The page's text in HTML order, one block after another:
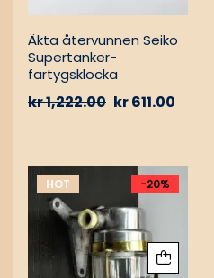
Äkta återvunnen Seiko
Supertanker-
fartygsklocka
kr1,222.00 kr611.00
HOT -20%